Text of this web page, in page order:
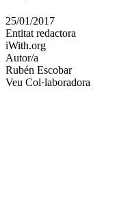
altres
xarxes
socials
25/01/2017
Entitat redactora
iWith.org
Autor/a
Rubén Escobar
Veu Col·laboradora